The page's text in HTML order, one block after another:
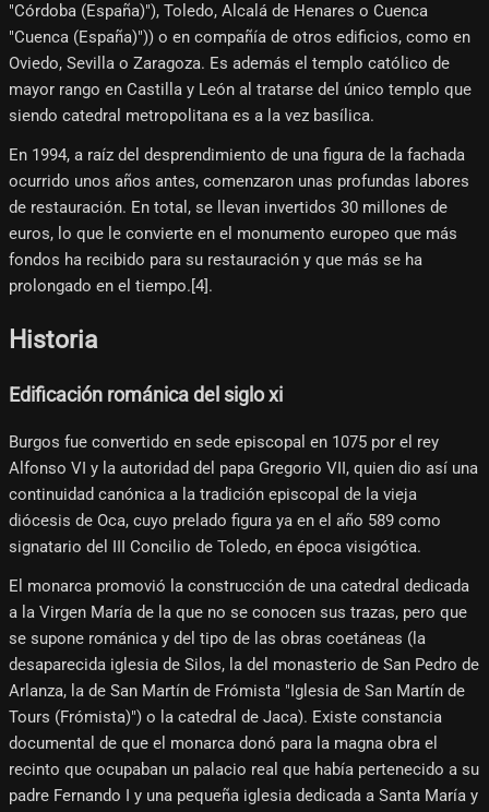
"Córdoba (España)"), Toledo, Alcalá de Henares o Cuenca
"Cuenca (España)")) o en compañía de otros edificios, como en
Oviedo, Sevilla o Zaragoza. Es además el templo católico de
mayor rango en Castilla y León al tratarse del único templo que
siendo catedral metropolitana es a la vez basílica.
En 1994, a raíz del desprendimiento de una figura de la fachada
ocurrido unos años antes, comenzaron unas profundas labores
de restauración. En total, se llevan invertidos 30 millones de
euros, lo que le convierte en el monumento europeo que más
fondos ha recibido para su restauración y que más se ha
prolongado en el tiempo.[4]​.
Historia
Edificación románica del siglo xi
Burgos fue convertido en sede episcopal en 1075 por el rey
Alfonso VI y la autoridad del papa Gregorio VII, quien dio así una
continuidad canónica a la tradición episcopal de la vieja
diócesis de Oca, cuyo prelado figura ya en el año 589 como
signatario del III Concilio de Toledo, en época visigótica.
El monarca promovió la construcción de una catedral dedicada
a la Virgen María de la que no se conocen sus trazas, pero que
se supone románica y del tipo de las obras coetáneas (la
desaparecida iglesia de Silos, la del monasterio de San Pedro de
Arlanza, la de San Martín de Frómista "Iglesia de San Martín de
Tours (Frómista)") o la catedral de Jaca). Existe constancia
documental de que el monarca donó para la magna obra el
recinto que ocupaban un palacio real que había pertenecido a su
padre Fernando I y una pequeña iglesia dedicada a Santa María y